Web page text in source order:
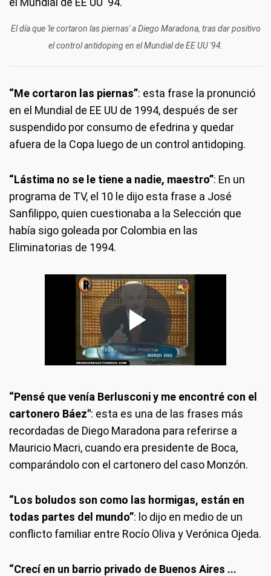
El día que 'le cortaron las piernas' a Diego Maradona, tras dar positivo
el control antidoping en el Mundial de EE UU '94.
“Me cortaron las piernas”: esta frase la pronunció
en el Mundial de EE UU de 1994, después de ser
suspendido por consumo de efedrina y quedar
afuera de la Copa luego de un control antidoping.
“Lástima no se le tiene a nadie, maestro”: En un
programa de TV, el 10 le dijo esta frase a José
Sanfilippo, quien cuestionaba a la Selección que
había sigo goleada por Colombia en las
Eliminatorias de 1994.
“Pensé que venía Berlusconi y me encontré con el
cartonero Báez": esta es una de las frases más
recordadas de Diego Maradona para referirse a
Mauricio Macri, cuando era presidente de Boca,
comparándolo con el cartonero del caso Monzón.
“Los boludos son como las hormigas, están en
todas partes del mundo”: lo dijo en medio de un
conflicto familiar entre Rocío Oliva y Verónica Ojeda.
“Crecí en un barrio privado de Buenos Aires ...